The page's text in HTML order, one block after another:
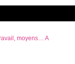
moyens… A